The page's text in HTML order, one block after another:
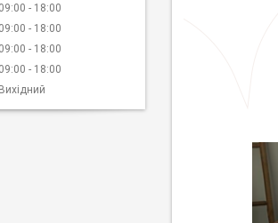
09:00
18:00
09:00
18:00
09:00
18:00
09:00
18:00
Вихідний